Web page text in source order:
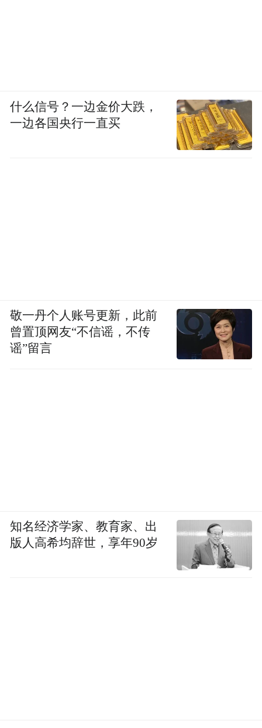
什么信号？一边金价大跌，
一边各国央行一直买
敬一丹个人账号更新，此前
曾置顶网友“不信谣，不传
谣”留言
知名经济学家、教育家、出
版人高希均辞世，享年90岁